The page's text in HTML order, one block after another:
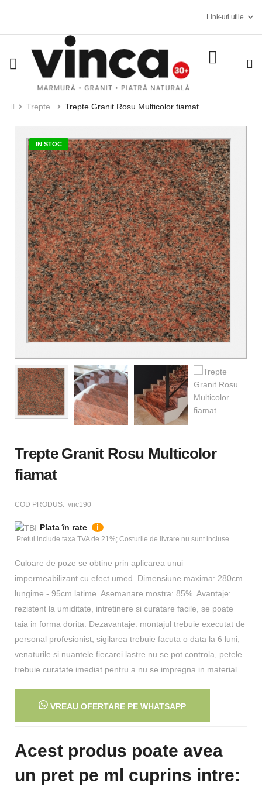
Link-uri utile
Trepte Trepte Granit Rosu Multicolor fiamat
IN STOC
Trepte Granit Rosu Multicolor
fiamat
COD PRODUS: vnc190
Plata în rate i
Pretul include taxa TVA de 21%; Costurile de livrare nu sunt incluse
Culoare de poze se obtine prin aplicarea unui
impermeabilizant cu efect umed. Dimensiune maxima: 280cm
lungime - 95cm latime. Asemanare mostra: 85%. Avantaje:
rezistent la umiditate, intretinere si curatare facile, se poate
taia in forma dorita. Dezavantaje: montajul trebuie executat de
personal profesionist, sigilarea trebuie facuta o data la 6 luni,
venaturile si nuantele fiecarei lastre nu se pot controla, petele
trebuie curatate imediat pentru a nu se impregna in material.
VREAU OFERTARE PE WHATSAPP
Acest produs poate avea
un pret pe ml cuprins intre: